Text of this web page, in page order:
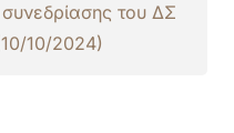
του ΔΣ
10/2024)